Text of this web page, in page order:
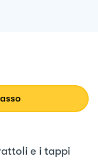
e i tappi